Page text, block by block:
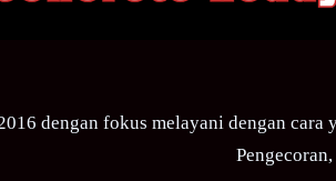
dengan fokus melayani dengan